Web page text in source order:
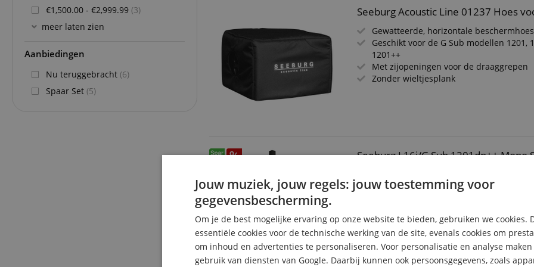
€1,500.00 - €2,999.99 (3)
meer laten zien
Aanbiedingen
Nu teruggebracht (6)
Spaar Set (5)
Seeburg Acoustic Line 01237 Hoes
Gewatteerde, horizontale beschermhoes
Geschikt voor de G Sub modellen 1201,
1201++
Met zijopeningen voor de draaggrepen
Zonder wieltjesplank
Seeburg L16j/G Sub 1201dp++ Mono
podia
Actieve G Sub 1201dp++ subwoofer met
neodymium woofer
Vermogen: 1000 + 2x 500 Watt
Mono set inclusief afstandsstang,
Jouw muziek, jouw regels: jouw toestemming voor
gegevensbescherming.
Om je de best mogelijke ervaring op onze website te bieden, gebruiken we cookies.
essentiële cookies voor de technische werking van de site, evenals cookies om
om inhoud en advertenties te personaliseren. Voor personalisatie en analyse
gebruik van diensten van Google. Daarbij kunnen ook persoonsgegevens, zoals